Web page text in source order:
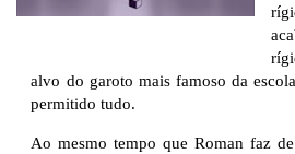
alvo do garoto mais famoso da
permitido tudo.
Ao mesmo tempo que Roman faz